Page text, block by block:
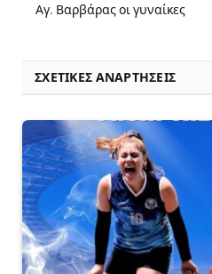
Αγ. Βαρβάρας οι γυναίκες
ΣΧΕΤΙΚΈΣ ΑΝΑΡΤΉΣΕΙΣ